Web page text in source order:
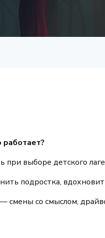
работает?
при выборе детского
подростка,
смены со смыслом,